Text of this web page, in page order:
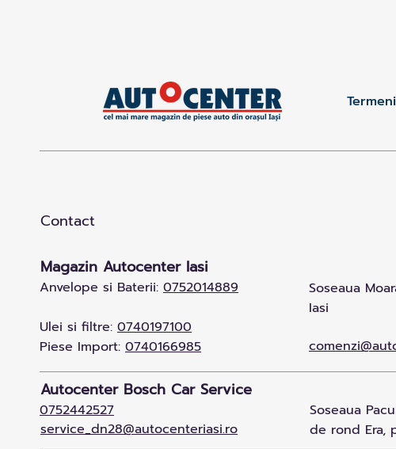
Contact
Magazin Autocenter Iasi
Anvelope si Baterii: 0752014889
Ulei si filtre: 0740197100
Piese Import: 0740166985
Soseaua
Iasi
Autocenter Bosch Car Service
service_dn28@autocenteriasi.ro
0752442527
Soseaua
de rond Era,